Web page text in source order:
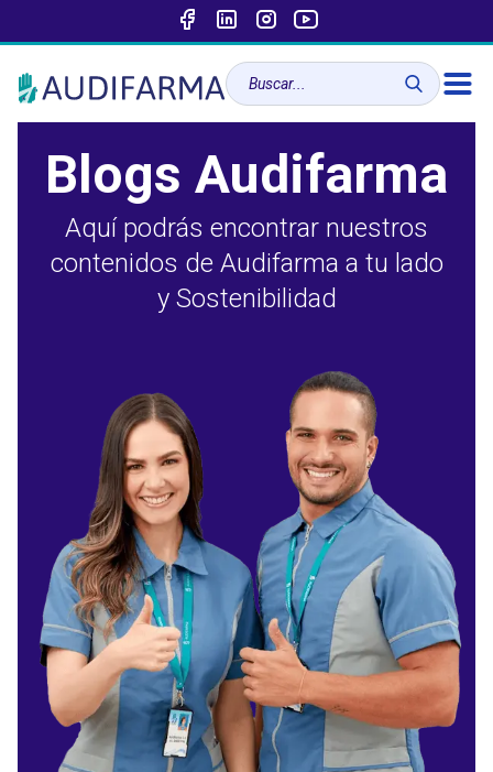
Blogs Audifarma
Aquí podrás encontrar nuestros
contenidos de Audifarma a tu lado
y Sostenibilidad